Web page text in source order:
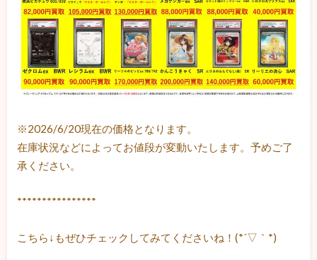
※2026/6/20現在の価格となります。
在庫状況などによってお値段が変動いたします。予めご了
承ください。
****************
こちら↓もぜひチェックしてみてくださいね！(*´▽｀*)